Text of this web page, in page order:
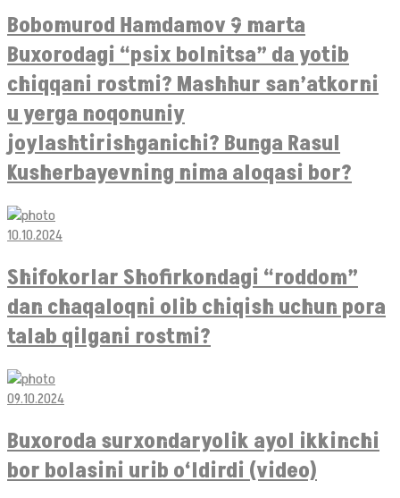
Bobomurod Hamdamov 9 marta
Buxorodagi “psix bolnitsa” da yotib
chiqqani rostmi? Mashhur san’atkorni
u yerga noqonuniy
joylashtirishganichi? Bunga Rasul
Kusherbayevning nima aloqasi bor?
10.10.2024
Shifokorlar Shofirkondagi “roddom”
dan chaqaloqni olib chiqish uchun pora
talab qilgani rostmi?
09.10.2024
Buxoroda surxondaryolik ayol ikkinchi
bor bolasini urib o‘ldirdi (video)